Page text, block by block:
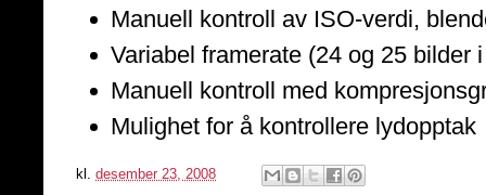
Manuell kontroll av ISO-verdi,
Variabel framerate (24 og 25
Manuell kontroll med
Mulighet for å kontrollere lydopptak
kl. desember 23, 2008